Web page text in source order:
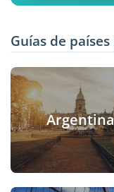
Guías de
Argentina